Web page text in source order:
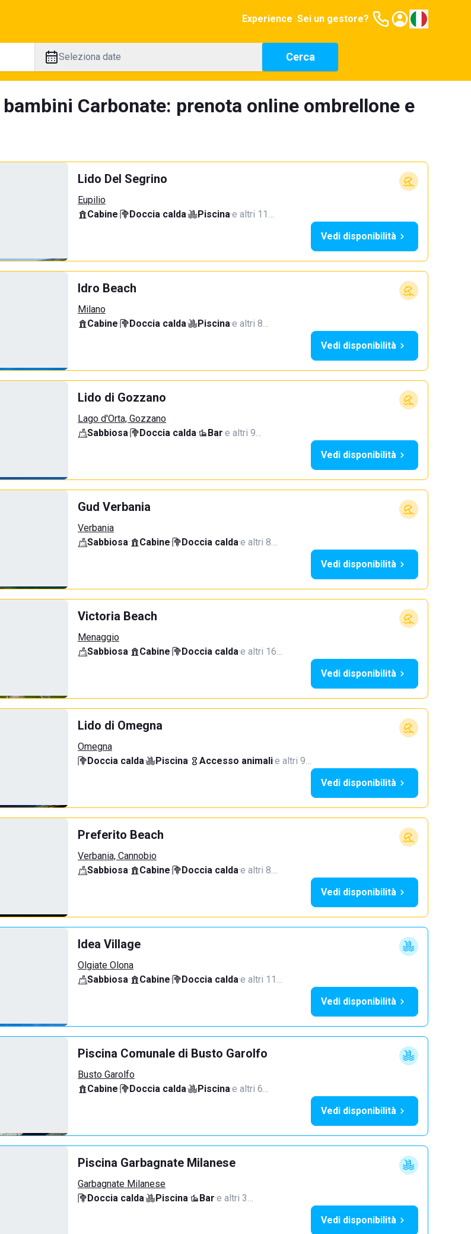
Experience Sei un gestore?
Seleziona date Cerca
Carbonate: prenota online ombrellone e
Lido Del Segrino
Eupilio
Cabine· Doccia calda· Piscina·e altri 11…
Vedi disponibilità
Idro Beach
Milano
Cabine· Doccia calda· Piscina·e altri 8…
Vedi disponibilità
Lido di Gozzano
Lago d'Orta, Gozzano
Sabbiosa· Doccia calda· Bar·e altri 9…
Vedi disponibilità
Gud Verbania
Verbania
Sabbiosa· Cabine· Doccia calda·e altri 8…
Vedi disponibilità
Victoria Beach
Menaggio
Sabbiosa· Cabine· Doccia calda·e altri 16…
Vedi disponibilità
Lido di Omegna
Omegna
Doccia calda· Piscina· Accesso animali·e altri 9…
Vedi disponibilità
Preferito Beach
Verbania, Cannobio
Sabbiosa· Cabine· Doccia calda·e altri 8…
Vedi disponibilità
Idea Village
Olgiate Olona
Sabbiosa· Cabine· Doccia calda·e altri 11…
Vedi disponibilità
Piscina Comunale di Busto Garolfo
Busto Garolfo
Cabine· Doccia calda· Piscina·e altri 6…
Vedi disponibilità
Piscina Garbagnate Milanese
Garbagnate Milanese
Doccia calda· Piscina· Bar·e altri 3…
Vedi disponibilità